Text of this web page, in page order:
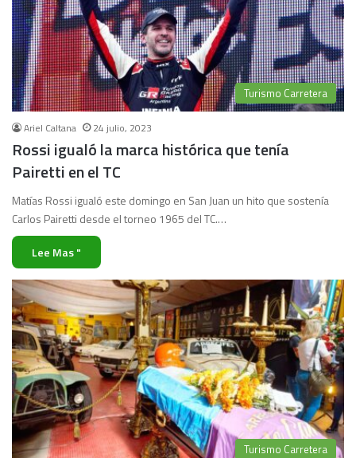
Turismo Carretera
Ariel Caltana 24 julio, 2023
Rossi igualó la marca histórica que tenía
Pairetti en el TC
Matías Rossi igualó este domingo en San Juan un hito que sostenía
Carlos Pairetti desde el torneo 1965 del TC.…
Lee Mas "
Turismo Carretera